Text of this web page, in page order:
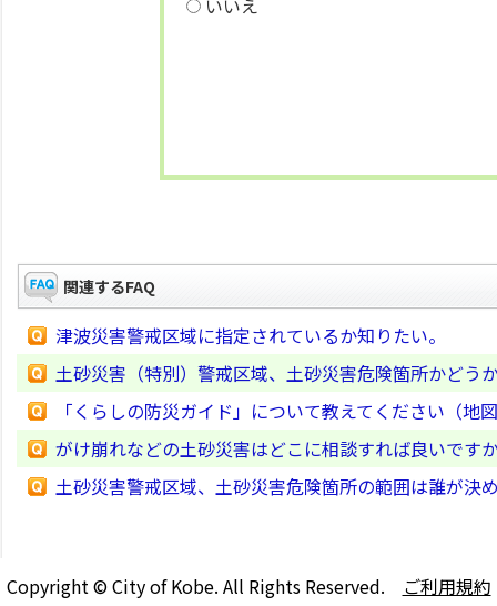
いいえ
関連するFAQ
津波災害警戒区域に指定されているか知りたい。
土砂災害（特別）警戒区域、土砂災害危険箇所かどう
「くらしの防災ガイド」について教えてください（地
がけ崩れなどの土砂災害はどこに相談すれば良いです
土砂災害警戒区域、土砂災害危険箇所の範囲は誰が決
Copyright © City of Kobe. All Rights Reserved. ご利用規約